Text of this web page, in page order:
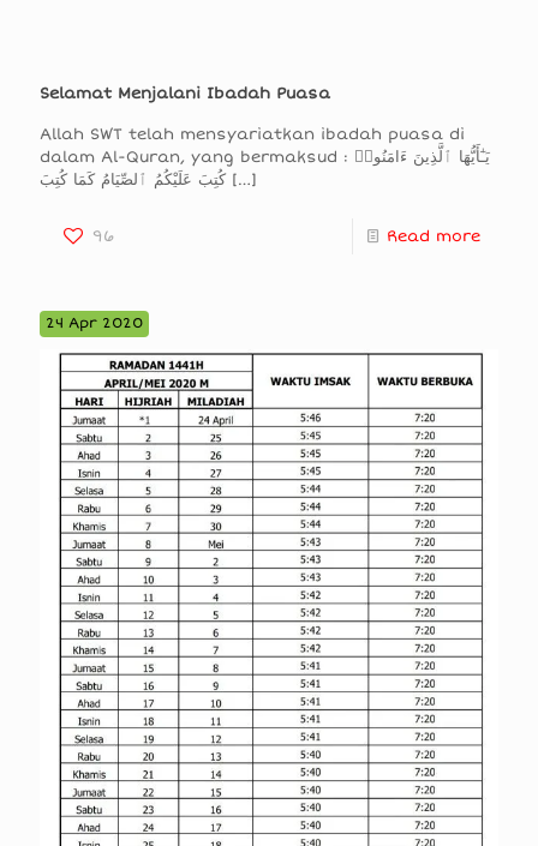
Selamat Menjalani Ibadah Puasa
Allah SWT telah mensyariatkan ibadah puasa di
dalam Al-Quran, yang bermaksud : يَـٰٓأَيُّهَا ٱلَّذِينَ ءَامَنُوا۟
كُتِبَ عَلَيْكُمُ ٱلصِّيَامُ كَمَا كُتِبَ[…]
96 Read more
24 Apr 2020